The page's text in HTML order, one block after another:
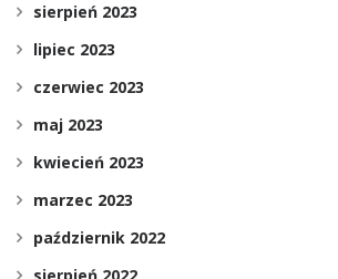
sierpień 2023
lipiec 2023
czerwiec 2023
maj 2023
kwiecień 2023
marzec 2023
październik 2022